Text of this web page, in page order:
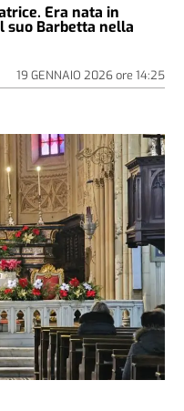
Era nata in
suo Barbetta nella
19 GENNAIO 2026ore 14:25